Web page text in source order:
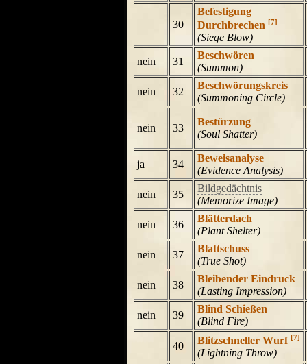
30
Befestigung
Durchbrechen [7]
(Siege Blow)
nein 31
Beschwören
(Summon)
nein 32
Beschwörungskreis
(Summoning Circle)
nein 33
Bestürzung
(Soul Shatter)
ja 34
Beweisanalyse
(Evidence Analysis)
nein 35
Bildgedächtnis
(Memorize Image)
nein 36
Blätterdach
(Plant Shelter)
nein 37
Blattschuss
(True Shot)
nein 38
Bleibender Eindruck
(Lasting Impression)
nein 39
Blind Schießen
(Blind Fire)
40 Blitzschneller Wurf [7]
(Lightning Throw)